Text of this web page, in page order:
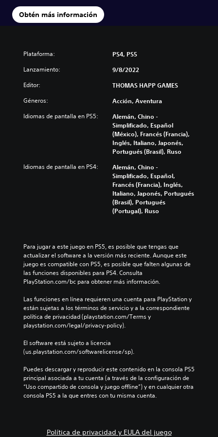
Obtén más información
Plataforma: PS4, PS5
Lanzamiento: 9/8/2022
Editor: THOMAS HAPP GAMES
Géneros: Acción, Aventura
Idiomas de pantalla en PS5:
Alemán, Chino -
Simplificado, Español
(México), Francés (Francia),
Inglés, Italiano, Japonés,
Portugués (Brasil), Ruso
Idiomas de pantalla en PS4:
Alemán, Chino -
Simplificado, Español,
Francés (Francia), Inglés,
Italiano, Japonés, Portugués
(Brasil), Portugués
(Portugal), Ruso
Para jugar a este juego en PS5, es posible que tengas que
actualizar el software a la versión más reciente. Aunque este
juego es compatible con PS5, es posible que falten algunas de
las funciones disponibles para PS4. Consulta
PlayStation.com/bc para obtener más información.
Las funciones en línea requieren una cuenta para PlayStation y
están sujetas a los términos de servicio y a la correspondiente
política de privacidad (playstation.com/Terms y
playstation.com/legal/privacy-policy).
El software está sujeto a licencia
(us.playstation.com/softwarelicense/sp).
Puedes descargar y reproducir este contenido en la consola PS5
principal asociada a tu cuenta (a través de la configuración de
“Uso compartido de consola y juego offline”) y en cualquier otra
consola PS5 a la que entres con tu misma cuenta.
Política de privacidad y EULA del juego